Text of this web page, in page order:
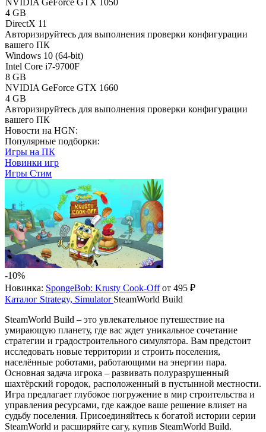
NVIDIA GeForce GTX 1050
4 GB
DirectX 11
Авторизируйтесь для выполнения проверки конфигурации
вашего ПК
Windows 10 (64-bit)
Intel Core i7-9700F
8 GB
NVIDIA GeForce GTX 1660
4 GB
Авторизируйтесь для выполнения проверки конфигурации
вашего ПК
Новости на HGN:
Популярные подборки:
Игры на ПК
Новинки игр
Игры Стим
-10%
Новинка: SpongeBob: Krusty Cook-Offот 495 ₽
Каталог Strategy, Simulator SteamWorld Build
SteamWorld Build – это увлекательное путешествие на
умирающую планету, где вас ждет уникальное сочетание
стратегии и градостроительного симулятора. Вам предстоит
исследовать новые территории и строить поселения,
населённые роботами, работающими на энергии пара.
Основная задача игрока – развивать полуразрушенный
шахтёрский городок, расположенный в пустынной местности.
Игра предлагает глубокое погружение в мир строительства и
управления ресурсами, где каждое ваше решение влияет на
судьбу поселения. Присоединяйтесь к богатой истории серии
SteamWorld и расширяйте сагу, купив SteamWorld Build.